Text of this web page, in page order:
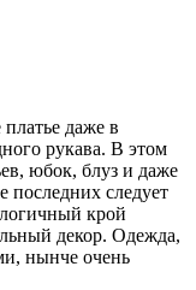
даже в
рукава. В этом
юбок, блуз и даже
последних следует
крой
декор. Одежда,
нынче очень